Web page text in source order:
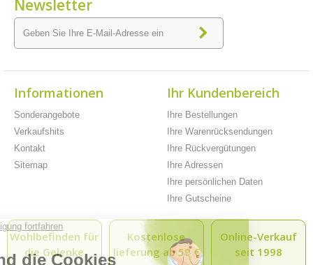
Newsletter
Informationen
Sonderangebote
Verkaufshits
Kontakt
Sitemap
Ihr Kundenbereich
Ihre Bestellungen
Ihre Warenrücksendungen
Ihre Rückvergütungen
Ihre Adressen
Ihre persönlichen Daten
Ihre Gutscheine
Wohlbefinden für
die Gelenke
Kostenlose
lieferung ab 59 €
Online-Verkauf
seit 1998